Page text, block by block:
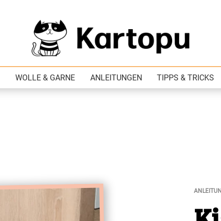
WOLLE & GARNE ANLEITUNGEN TIPPS & TRICKS